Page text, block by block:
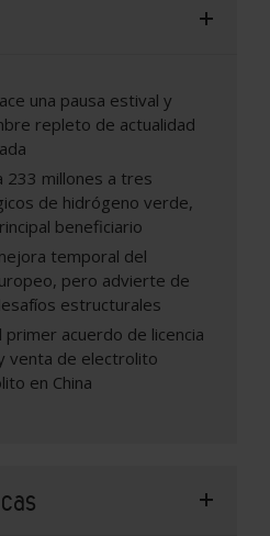
una pausa estival y
repleto de actualidad
233 millones a tres
de hidrógeno verde,
beneficiario
temporal del
pero advierte de
estructurales
primer acuerdo de licencia
venta de electrolito
en China